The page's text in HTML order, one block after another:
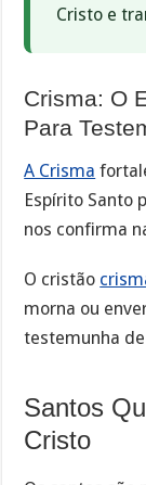
Cristo e
Crisma: O
Para
A Crisma
Espírito Santo
nos confirma
O cristão
morna ou
testemunha
Santos
Cristo